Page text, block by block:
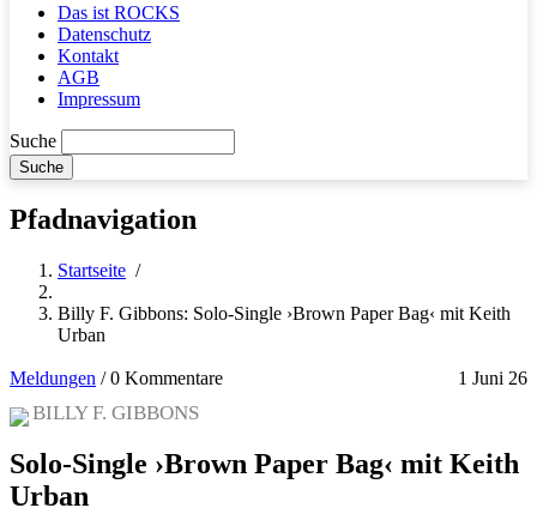
Das ist ROCKS
Datenschutz
Kontakt
AGB
Impressum
Suche
Pfadnavigation
Startseite /
Billy F. Gibbons: Solo-Single ›Brown Paper Bag‹ mit Keith
Urban
Meldungen 1 Juni 26
/0 Kommentare
BILLY F. GIBBONS
Solo-Single ›Brown Paper Bag‹ mit Keith
Urban